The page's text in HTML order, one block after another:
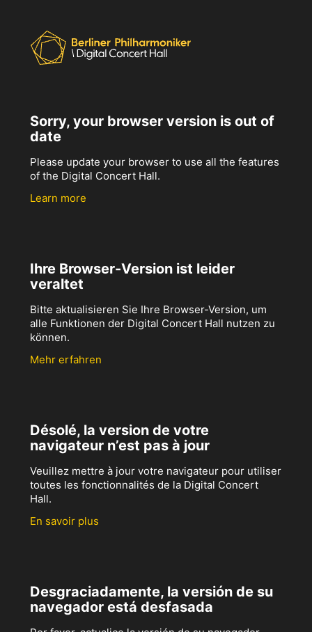
Sorry, your browser version is out of
date
Please update your browser to use all the features
of the Digital Concert Hall.
Learn more
Ihre Browser-Version ist leider
veraltet
Bitte aktualisieren Sie Ihre Browser-Version, um
alle Funktionen der Digital Concert Hall nutzen zu
können.
Mehr erfahren
Désolé, la version de votre
navigateur n’est pas à jour
Veuillez mettre à jour votre navigateur pour utiliser
toutes les fonctionnalités de la Digital Concert
Hall.
En savoir plus
Desgraciadamente, la versión de su
navegador está desfasada